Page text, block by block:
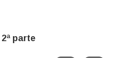
2ª parte